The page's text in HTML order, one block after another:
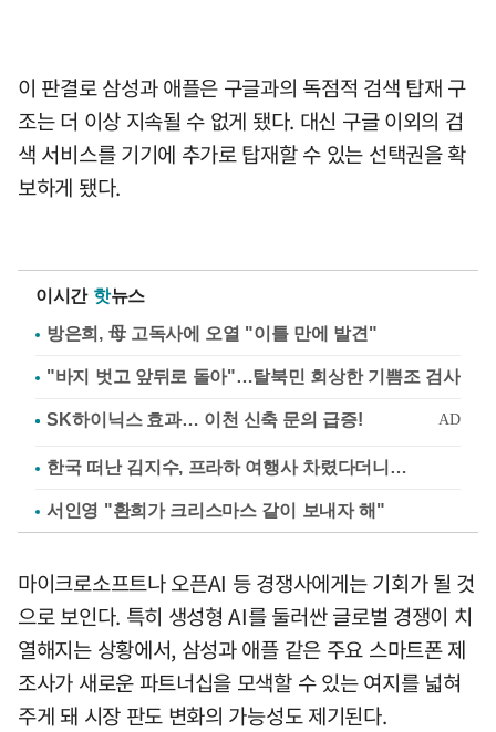
이 판결로 삼성과 애플은 구글과의 독점적 검색 탑재 구
조는 더 이상 지속될 수 없게 됐다. 대신 구글 이외의 검
색 서비스를 기기에 추가로 탑재할 수 있는 선택권을 확
보하게 됐다.
이시간 핫뉴스
방은희, 母 고독사에 오열 "이틀 만에 발견"
"바지 벗고 앞뒤로 돌아"…탈북민 회상한 기쁨조 검사
한국 떠난 김지수, 프라하 여행사 차렸다더니…
서인영 "환희가 크리스마스 같이 보내자 해"
마이크로소프트나 오픈AI 등 경쟁사에게는 기회가 될 것
으로 보인다. 특히 생성형 AI를 둘러싼 글로벌 경쟁이 치
열해지는 상황에서, 삼성과 애플 같은 주요 스마트폰 제
조사가 새로운 파트너십을 모색할 수 있는 여지를 넓혀
주게 돼 시장 판도 변화의 가능성도 제기된다.